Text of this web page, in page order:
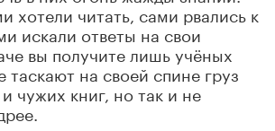
хотели читать, сами рвались к
искали ответы на свои
вы получите лишь учёных
таскают на своей спине груз
чужих книг, но так и не